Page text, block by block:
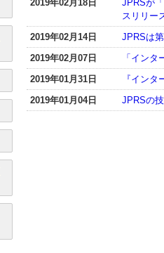
2019年02月18日
JPRSが
スリリー
2019年02月14日
JPRSは
2019年02月07日
「イン
2019年01月31日
『イン
2019年01月04日
JPRSの